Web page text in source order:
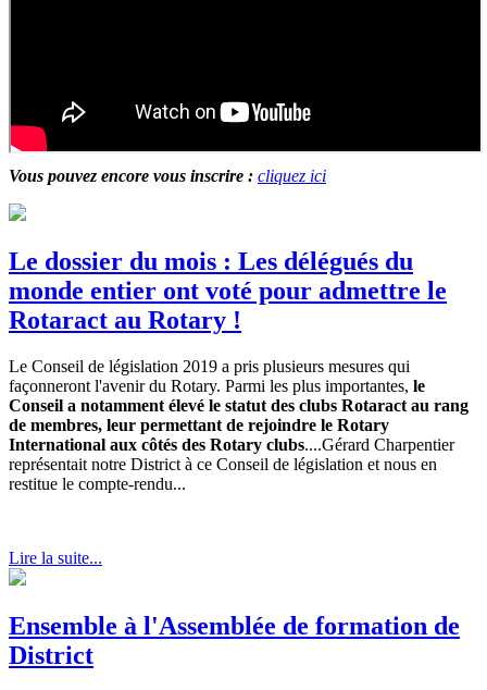
Vous pouvez encore vous inscrire : cliquez ici
Le dossier du mois : Les délégués du
monde entier ont voté pour admettre le
Rotaract au Rotary !
Le Conseil de législation 2019 a pris plusieurs mesures qui
façonneront l'avenir du Rotary. Parmi les plus importantes, le
Conseil a notamment élevé le statut des clubs Rotaract au rang
de membres, leur permettant de rejoindre le Rotary
International aux côtés des Rotary clubs....Gérard Charpentier
représentait notre District à ce Conseil de législation et nous en
restitue le compte-rendu...
Lire la suite...
Ensemble à l'Assemblée de formation de
District